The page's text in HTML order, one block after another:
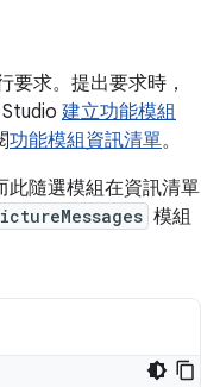
要求。提出要求時，
建立功能模組
功能模組資訊清單。
此隨選模組在資訊清單
模組